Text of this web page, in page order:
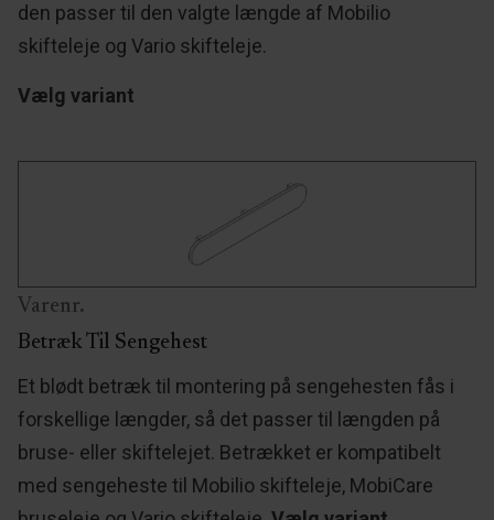
den passer til den valgte længde af Mobilio
skifteleje og Vario skifteleje.
Vælg variant
Varenr.
Betræk Til Sengehest
Et blødt betræk til montering på sengehesten fås i
forskellige længder, så det passer til længden på
bruse- eller skiftelejet. Betrækket er kompatibelt
med sengeheste til Mobilio skifteleje, MobiCare